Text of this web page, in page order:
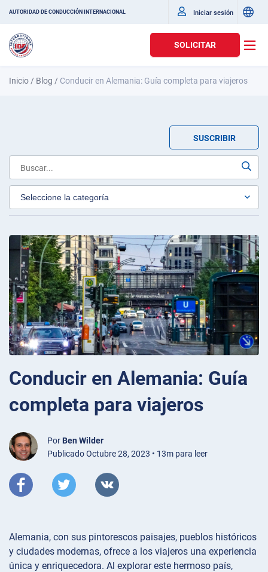
AUTORIDAD DE CONDUCCIÓN INTERNACIONAL Iniciar sesión
SOLICITAR
Inicio / Blog / Conducir en Alemania: Guía completa para viajeros
SUSCRIBIR
Conducir en Alemania: Guía
completa para viajeros
Por Ben Wilder
Publicado Octubre 28, 2023 • 13m para leer
Alemania, con sus pintorescos paisajes, pueblos históricos
y ciudades modernas, ofrece a los viajeros una experiencia
única y enriquecedora. Al explorar este hermoso país,